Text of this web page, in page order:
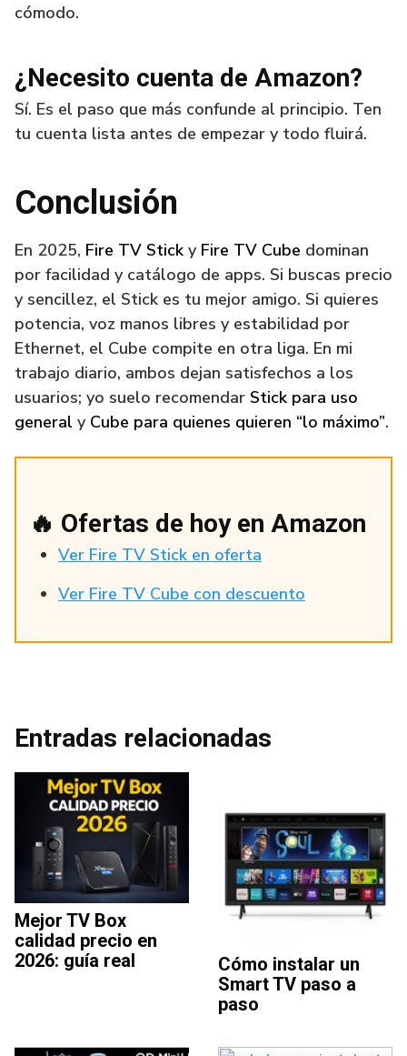
cómodo.
¿Necesito cuenta de Amazon?
Sí. Es el paso que más confunde al principio. Ten
tu cuenta lista antes de empezar y todo fluirá.
Conclusión
En 2025, Fire TV Stick y Fire TV Cube dominan
por facilidad y catálogo de apps. Si buscas precio
y sencillez, el Stick es tu mejor amigo. Si quieres
potencia, voz manos libres y estabilidad por
Ethernet, el Cube compite en otra liga. En mi
trabajo diario, ambos dejan satisfechos a los
usuarios; yo suelo recomendar Stick para uso
general y Cube para quienes quieren “lo máximo”.
🔥 Ofertas de hoy en Amazon
Ver Fire TV Stick en oferta
Ver Fire TV Cube con descuento
Entradas relacionadas
Mejor TV Box
calidad precio en
2026: guía real
Cómo instalar un
Smart TV paso a
paso